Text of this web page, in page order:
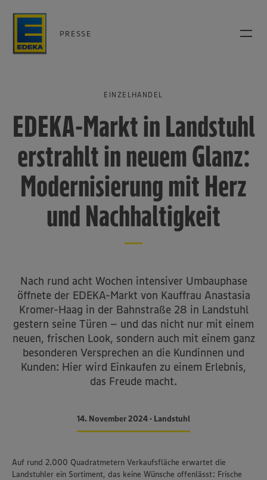
PRESSE
EINZELHANDEL
EDEKA-Markt in Landstuhl
erstrahlt in neuem Glanz:
Modernisierung mit Herz
und Nachhaltigkeit
Nach rund acht Wochen intensiver Umbauphase
öffnete der EDEKA-Markt von Kauffrau Anastasia
Kromer-Haag in der Bahnstraße 28 in Landstuhl
gestern seine Türen – und das nicht nur mit einem
neuen, frischen Look, sondern auch mit einem ganz
besonderen Versprechen an die Kundinnen und
Kunden: Hier wird Einkaufen zu einem Erlebnis,
das Freude macht.
14. November 2024 • Landstuhl
Auf rund 2.000 Quadratmetern Verkaufsfläche erwartet die
Landstuhler ein Sortiment, das keine Wünsche offenlässt: Frische